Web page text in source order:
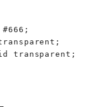
transparent;